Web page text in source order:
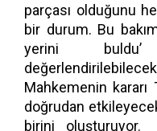
parçası olduğunu
bir durum. Bu
yerini buldu’
Mahkemenin kararı
doğrudan
birini oluşturuyor.